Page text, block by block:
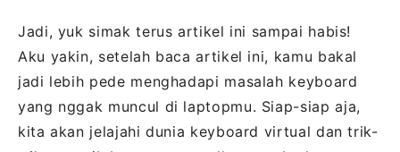
Jadi, yuk simak terus artikel ini sampai habis!
Aku yakin, setelah baca artikel ini, kamu bakal
jadi lebih pede menghadapi masalah keyboard
yang nggak muncul di laptopmu. Siap-siap aja,
kita akan jelajahi dunia keyboard virtual dan trik-